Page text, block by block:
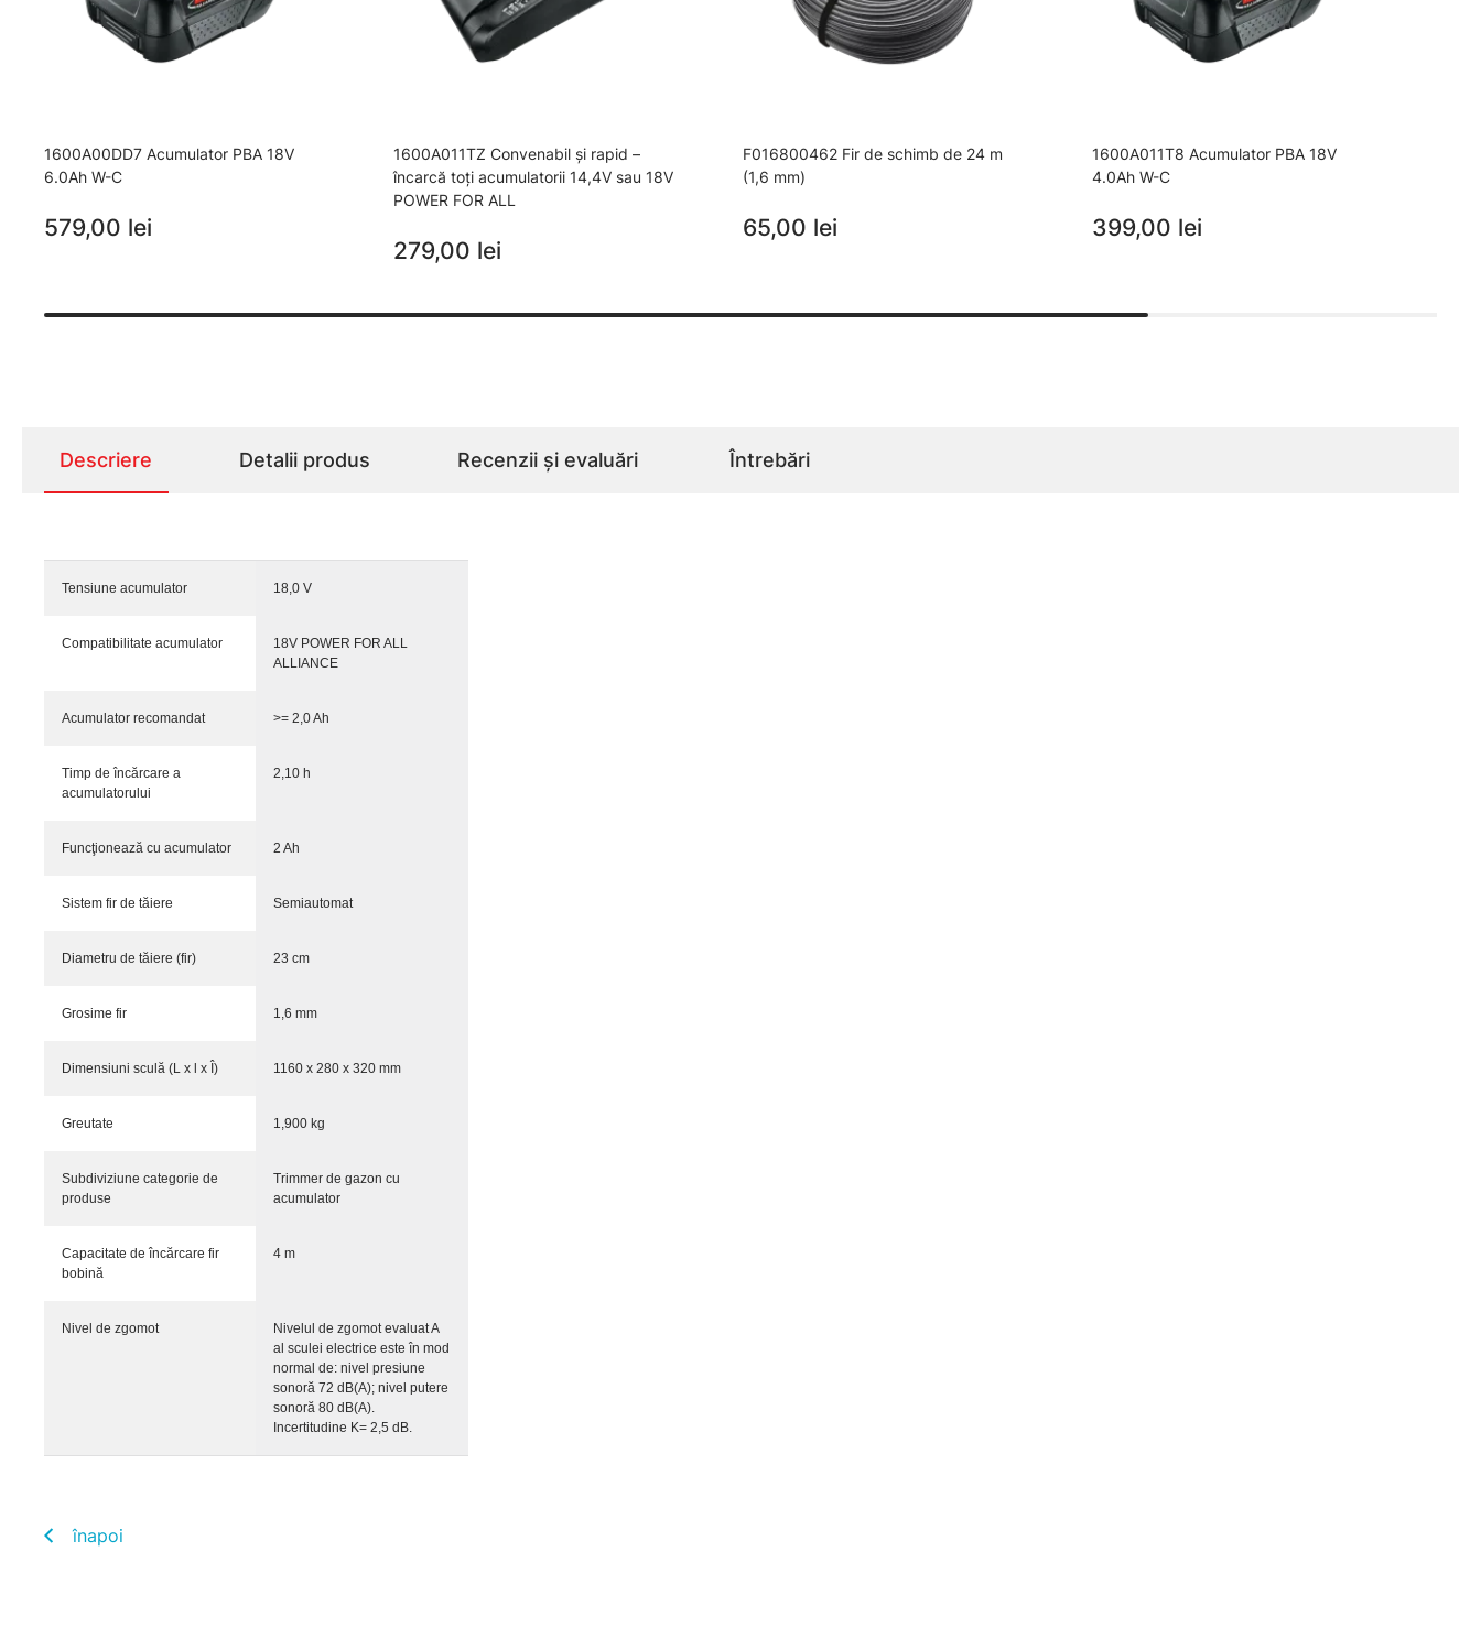
1600A00DD7 Acumulator PBA 18V
6.0Ah W-C
579,00 lei
1600A011TZ Convenabil şi rapid –
încarcă toţi acumulatorii 14,4V sau 18V
POWER FOR ALL
279,00 lei
F016800462 Fir de schimb de 24 m
(1,6 mm)
65,00 lei
1600A011T8 Acumulator PBA 18V
4.0Ah W-C
399,00 lei
Descriere Detalii produs Recenzii și evaluări Întrebări
Tensiune acumulator 18,0 V
Compatibilitate acumulator
18V POWER FOR ALL
ALLIANCE
Acumulator recomandat >= 2,0 Ah
Timp de încărcare a
acumulatorului
2,10 h
Funcţionează cu acumulator 2 Ah
Sistem fir de tăiere Semiautomat
Diametru de tăiere (fir) 23 cm
Grosime fir 1,6 mm
Dimensiuni sculă (L x l x Î) 1160 x 280 x 320 mm
Greutate 1,900 kg
Subdiviziune categorie de
produse
Trimmer de gazon cu
acumulator
Capacitate de încărcare fir
bobină
4 m
Nivel de zgomot
Nivelul de zgomot evaluat A
al sculei electrice este în mod
normal de: nivel presiune
sonoră 72 dB(A); nivel putere
sonoră 80 dB(A).
Incertitudine K= 2,5 dB.
înapoi